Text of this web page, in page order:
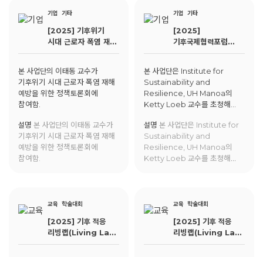
기업 기타
[2025] 기후위기
시대 근로자 폭염 재해
예방을 위한
본 사업단의 이태동 교수가
기후위기 시대 근로자 폭염 재해
예방을 위한 정책토론회에
참여함.
설명 본 사업단의 이태동 교수가
기후위기 시대 근로자 폭염 재해
예방을 위한 정책토론회에
참여함.
기업 기타
[2025]
기후국제협력포럼
_What Makes
Issues Rise to
the Policy
Agenda?
본 사업단은 Institute for
Sustainability and
Resilience, UH Manoa의
Ketty Loeb 교수를 초청해
Issues Rise to the Policy
Agenda? The Case of Sea
Level Rise in Hawai`i"에
대한 강연을 진행함.
설명 본 사업단은 Institute for
Sustainability and
Resilience, UH Manoa의
Ketty Loeb 교수를 초청해
Level Rise in Hawai`i"에
대한 강연을 진행함.
교육 학술대회
[2025] 기후 적응
리빙랩(Living Lab)
지역 기반 교육
교육 학술대회
[2025] 기후 적응
리빙랩(Living Lab)
지역 기반 교육